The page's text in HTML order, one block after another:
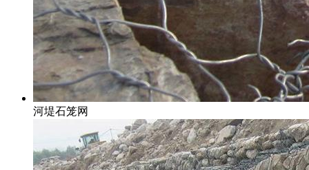
河堤石笼网